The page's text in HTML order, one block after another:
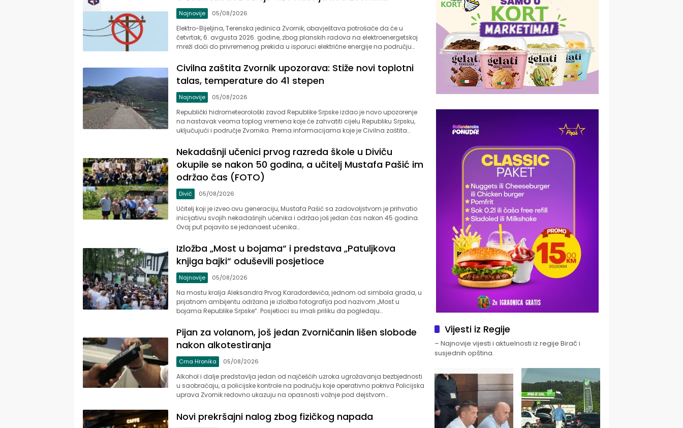
Najnovije 05/08/2026
Elektro-Bijeljina, Terenska jedinica Zvornik, obavještava potrošače da će u
četvrtak, 6. avgusta 2026. godine, zbog planskih radova na elektroenergetskoj
mreži doći do privremenog prekida u isporuci električne energije na području…
Civilna zaštita Zvornik upozorava: Stiže novi toplotni
talas, temperature do 41 stepen
Najnovije 05/08/2026
Republički hidrometeorološki zavod Republike Srpske izdao je novo upozorenje
na nastavak veoma toplog vremena koje će zahvatiti cijelu Republiku Srpsku,
uključujući i područje Zvornika. Prema informacijama koje je Civilna zaštita…
Nekadašnji učenici prvog razreda škole u Diviču
okupile se nakon 50 godina, a učitelj Mustafa Pašić im
održao čas (FOTO)
Divič 05/08/2026
Učitelj koji je izveo ovu generaciju, Mustafa Pašić sa zadovoljstvom je prihvatio
inicijativu svojih nekadašnjih učenika i održao još jedan čas nakon 45 godina.
Ovaj put pojavilo se jedanaest učenika…
Izložba „Most u bojama“ i predstava „Patuljkova
knjiga bajki“ oduševili posjetioce
Najnovije 05/08/2026
Na mostu kralja Aleksandra Prvog Karađorđevića, jednom od simbola grada, u
prijatnom ambijentu održana je izložba fotografija pod nazivom „Most u
bojama Republike Srpske“. Posjetioci su imali priliku da pogledaju…
Pijan za volanom, još jedan Zvorničanin lišen slobode
nakon alkotestiranja
Crna Hronika 05/08/2026
Alkohol i dalje predstavlja jedan od najčešćih uzroka ugrožavanja bezbjednosti
u saobraćaju, a policijske kontrole na području koje operativno pokriva Policijska
uprava Zvornik redovno ukazuju na opasnosti vožnje pod dejstvom…
Novi prekršajni nalog zbog fizičkog napada
Vijesti iz Regije
– Najnovije vijesti i aktuelnosti iz regije Birač i
susjednih opština.